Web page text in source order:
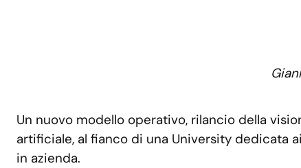
Un nuovo modello operativo, rilancio della
artificiale, al fianco di una University dedicata
in azienda.